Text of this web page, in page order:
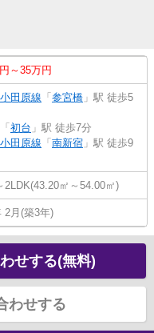
～35万円
田原線 「 参宮橋 」駅 徒歩5
「 初台 」駅 徒歩7分
田原線 「 南新宿 」駅 徒歩9
2LDK(43.20㎡～54.00㎡)
2月(築3年)
せする(無料)
わせする